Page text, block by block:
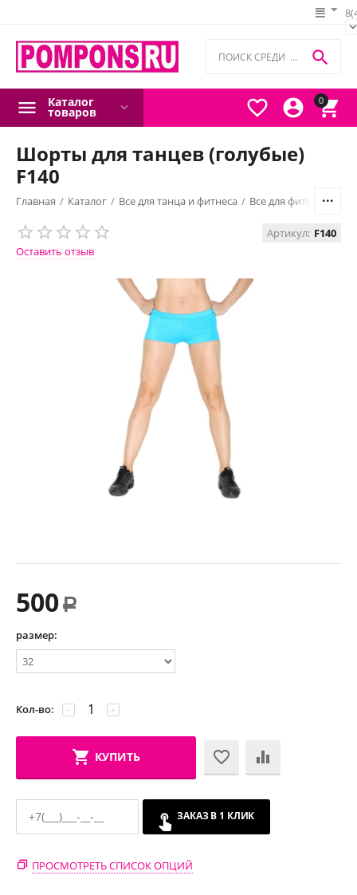
0




Каталог
товаров
Шорты для танцев (голубые)
F140
Главная / Каталог / Все для танца и фитнеса / Все для фитнеса /
Оставить отзыв
Артикул: F140
500 Р
размер:
Кол-во: +
−
КУПИТЬ
ЗАКАЗ В 1 КЛИК
ПРОСМОТРЕТЬ СПИСОК ОПЦИЙ